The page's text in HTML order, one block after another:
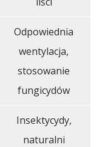
Odpowiednia
wentylacja,
stosowanie
fungicydów
Insektycydy,
naturalni